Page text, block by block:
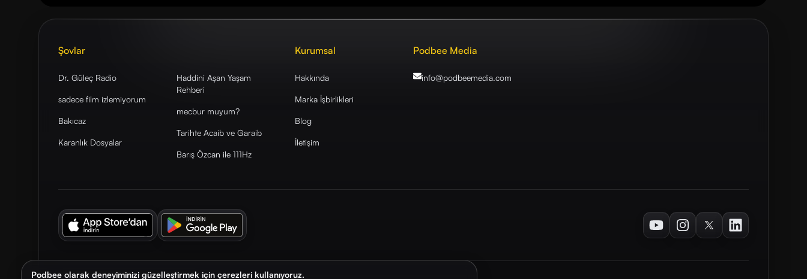
Podbee olarak deneyiminizi güzelleştirmek için çerezleri kullanıyoruz.
Şovlar
Dr. Güleç Radio
sadece film izlemiyorum
Bakıcaz
Karanlık Dosyalar
Haddini Aşan Yaşam
Rehberi
mecbur muyum?
Tarihte Acaib ve Garaib
Barış Özcan ile 111Hz
Kurumsal
Hakkında
Marka İşbirlikleri
Blog
İletişim
Podbee Media
info@podbeemedia.com
YoutubeInstagramTwitterLinkedIn